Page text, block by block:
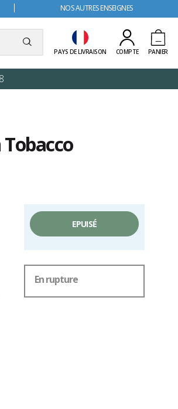
NOS AUTRES ENSEIGNES
PAYS DE LIVRAISON COMPTE PANIER
EPUISÉ
En rupture